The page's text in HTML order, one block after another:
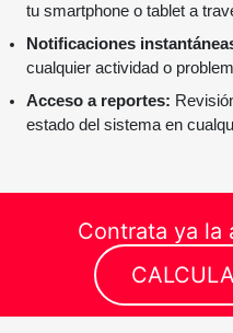
tu smartphone o tablet a
Notificaciones
cualquier actividad o
Acceso a reportes:
estado del sistema en
Contrata ya la